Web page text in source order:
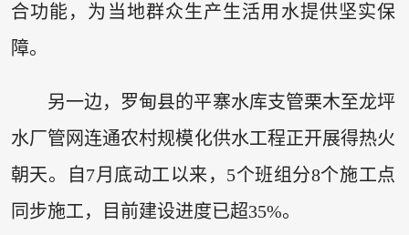
合功能，为当地群众生产生活用水提供坚实保
障。
另一边，罗甸县的平寨水库支管栗木至龙坪
水厂管网连通农村规模化供水工程正开展得热火
朝天。自7月底动工以来，5个班组分8个施工点
同步施工，目前建设进度已超35%。